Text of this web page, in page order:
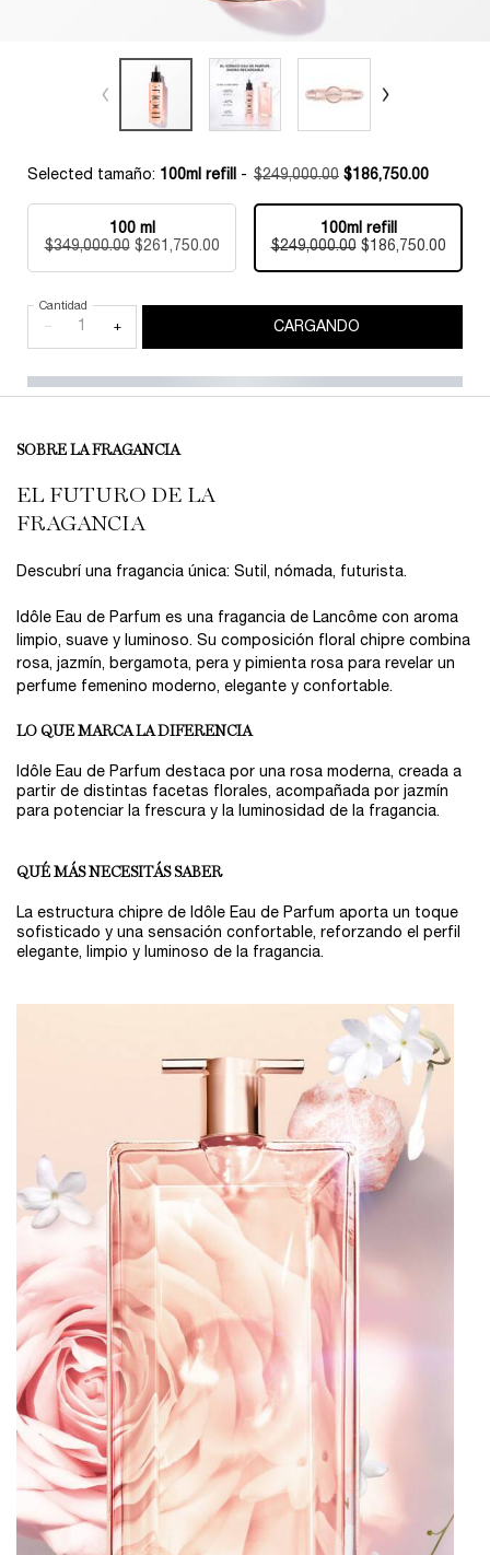
Selected tamaño: 100ml refill -
Old price
$249,000.00
New price
$186,750.00
Selected
100 ml
Old price
$349,000.00 New price
$261,750.00
, 1 of 2 Selected
100ml refill
Old price
$249,000.00 New price
$186,750.00
, 2 of 2
−
Cantidad
+ CARGANDO
SOBRE LA FRAGANCIA
EL FUTURO DE LA
FRAGANCIA
Descubrí una fragancia única: Sutil, nómada, futurista.
Idôle Eau de Parfum es una fragancia de Lancôme con aroma
limpio, suave y luminoso. Su composición floral chipre combina
rosa, jazmín, bergamota, pera y pimienta rosa para revelar un
perfume femenino moderno, elegante y confortable.
LO QUE MARCA LA DIFERENCIA
Idôle Eau de Parfum destaca por una rosa moderna, creada a
partir de distintas facetas florales, acompañada por jazmín
para potenciar la frescura y la luminosidad de la fragancia.
QUÉ MÁS NECESITÁS SABER
La estructura chipre de Idôle Eau de Parfum aporta un toque
sofisticado y una sensación confortable, reforzando el perfil
elegante, limpio y luminoso de la fragancia.